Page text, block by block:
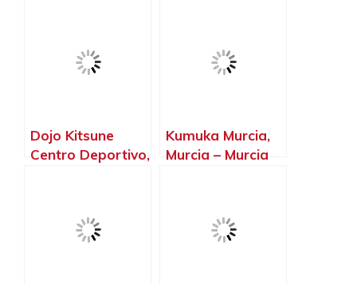
Dojo Kitsune
Centro Deportivo,
Kumuka Murcia,
Murcia – Murcia